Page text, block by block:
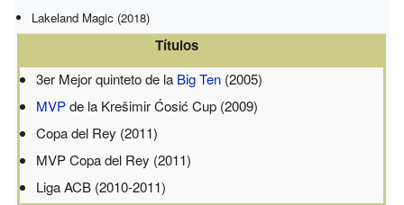
Lakeland Magic (2018)
Títulos
3er Mejor quinteto de la Big Ten (2005)
MVPde la Krešimir Ćosić Cup (2009)
Copa del Rey (2011)
MVP Copa del Rey (2011)
Liga ACB (2010-2011)